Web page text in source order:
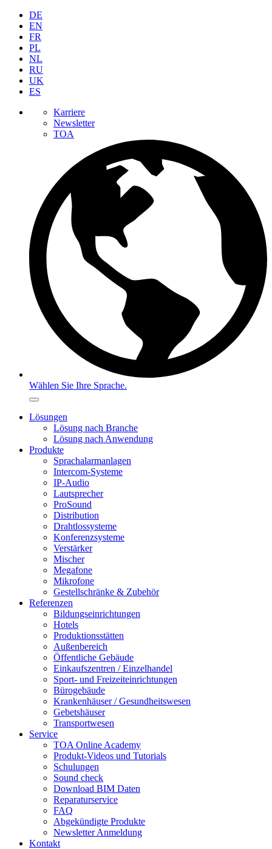
DE
EN
FR
PL
NL
RU
UK
ES
Karriere
Newsletter
TOA
Wählen Sie Ihre Sprache.
Lösungen
Lösung nach Branche
Lösung nach Anwendung
Produkte
Sprachalarmanlagen
Intercom-Systeme
IP-Audio
Lautsprecher
ProSound
Distribution
Drahtlossysteme
Konferenzsysteme
Verstärker
Mischer
Megafone
Mikrofone
Gestellschränke & Zubehör
Referenzen
Bildungseinrichtungen
Hotels
Produktionsstätten
Außenbereich
Öffentliche Gebäude
Einkaufszentren / Einzelhandel
Sport- und Freizeiteinrichtungen
Bürogebäude
Krankenhäuser / Gesundheitswesen
Gebetshäuser
Transportwesen
Service
TOA Online Academy
Produkt-Videos und Tutorials
Schulungen
Sound check
Download BIM Daten
Reparaturservice
FAQ
Abgekündigte Produkte
Newsletter Anmeldung
Kontakt